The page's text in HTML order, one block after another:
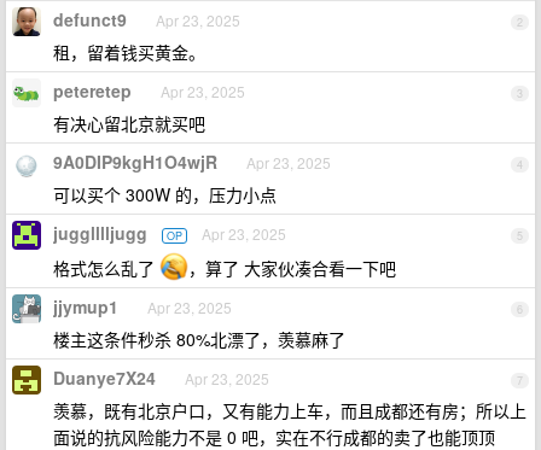
2
defunct9 Apr 23, 2025
租，留着钱买黄金。
3
peteretep Apr 23, 2025
有决心留北京就买吧
4
9A0DIP9kgH1O4wjR Apr 23, 2025
可以买个 300W 的，压力小点
5
jugglllljugg OP Apr 23, 2025
格式怎么乱了 ，算了 大家伙凑合看一下吧
6
jjymup1 Apr 23, 2025
楼主这条件秒杀 80%北漂了，羡慕麻了
7
Duanye7X24 Apr 23, 2025
羡慕，既有北京户口，又有能力上车，而且成都还有房；所以上
面说的抗风险能力不是 0 吧，实在不行成都的卖了也能顶顶